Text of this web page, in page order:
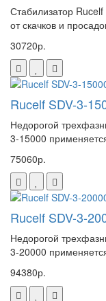
Стабилизатор
от скачков и
30720р.
Rucelf SDV-3-
Недорогой
3-15000
75060р.
Rucelf SDV-3-
Недорогой
3-20000
94380р.